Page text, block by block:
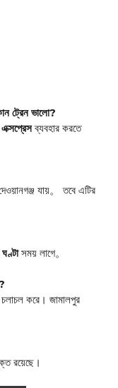
ট্রেন ভালো?
ব্যবহার করতে
যায়。 তবে এটির
সময় লাগে。
করে। জামালপুর
রয়েছে।